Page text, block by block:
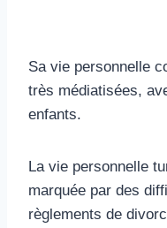
Sa vie personnelle
très médiatisées,
enfants.
La vie personnelle
marquée par des
règlements de